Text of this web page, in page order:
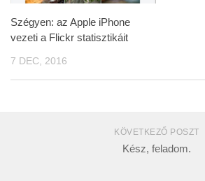
Szégyen: az Apple iPhone
vezeti a Flickr statisztikáit
7 DEC, 2016
KÖVETKEZŐ POSZT
Kész, feladom.